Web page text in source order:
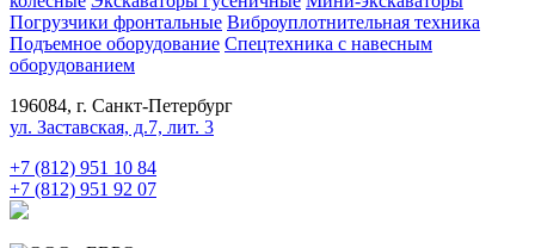
Погрузчики фронтальные Виброуплотнительная техника
Подъемное оборудование Спецтехника с навесным
оборудованием
196084, г. Санкт-Петербург
ул. Заставская, д.7, лит. 3
+7 (812) 951 10 84
+7 (812) 951 92 07